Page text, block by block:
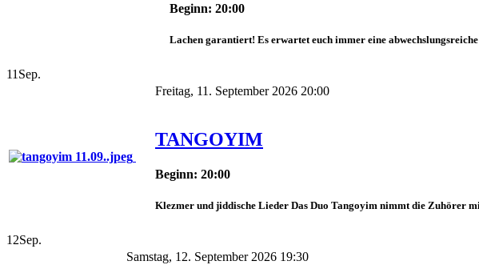
Beginn: 20:00
Lachen garantiert! Es erwartet euch immer eine
11 Sep.
Freitag, 11. September 2026 20:00
TANGOYIM
Beginn: 20:00
Klezmer und jiddische Lieder Das Duo Tangoyim nimmt die Zuhörer
12Sep.
Samstag, 12. September 2026 19:30